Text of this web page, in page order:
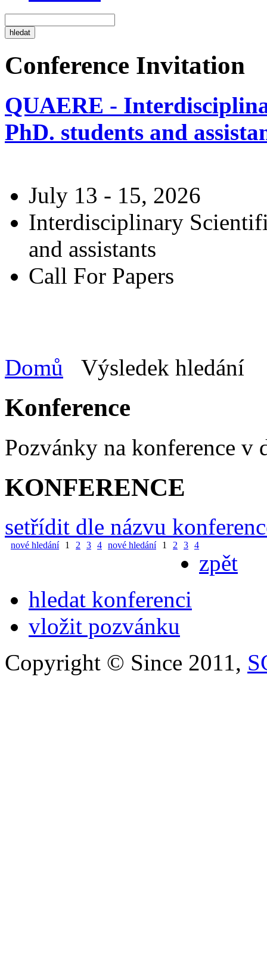
Conference Invitation
QUAERE -
PhD. students and
July 13 - 15, 2026
Interdisciplinary
and assistants
Call For Papers
Domů Výsledek hledání
Konference
Pozvánky na konference v
KONFERENCE
setřídit dle názvu
nové hledání 1 2 3 4 nové hledání 1 2 3 4
zpět
hledat konferenci
vložit pozvánku
Copyright © Since 2011,